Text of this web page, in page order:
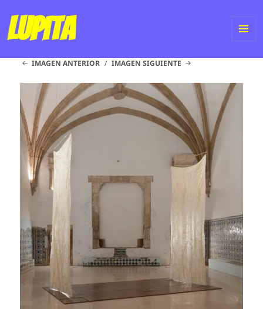
Lupita
IMAGEN ANTERIOR IMAGEN SIGUIENTE